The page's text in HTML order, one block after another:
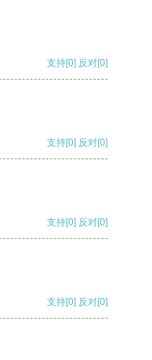
支持[0] 反对[0]
支持[0] 反对[0]
支持[0] 反对[0]
支持[0] 反对[0]